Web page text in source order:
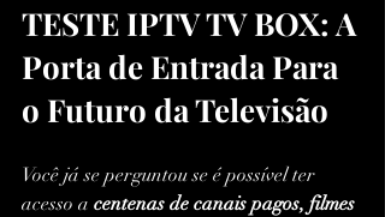
TESTE IPTV TV BOX: A
Porta de Entrada Para
o Futuro da Televisão
Você já se perguntou se é possível ter
acesso a centenas de canais pagos, filmes